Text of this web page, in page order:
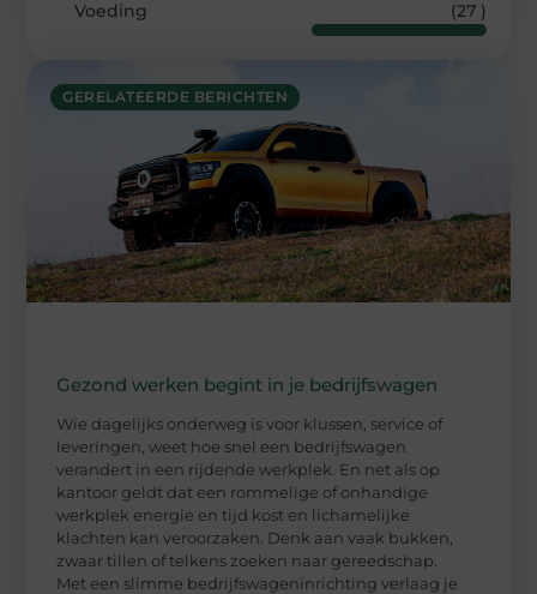
GERELATEERDE BERICHTEN
Gezond werken begint in je bedrijfswagen
Wie dagelijks onderweg is voor klussen, service of
leveringen, weet hoe snel een bedrijfswagen
verandert in een rijdende werkplek. En net als op
kantoor geldt dat een rommelige of onhandige
werkplek energie en tijd kost en lichamelijke
klachten kan veroorzaken. Denk aan vaak bukken,
zwaar tillen of telkens zoeken naar gereedschap.
Met een slimme bedrijfswageninrichting verlaag je
Voeding (27 )